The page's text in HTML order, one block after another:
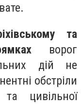
та
ворог
дій не
обстріли
цивільної